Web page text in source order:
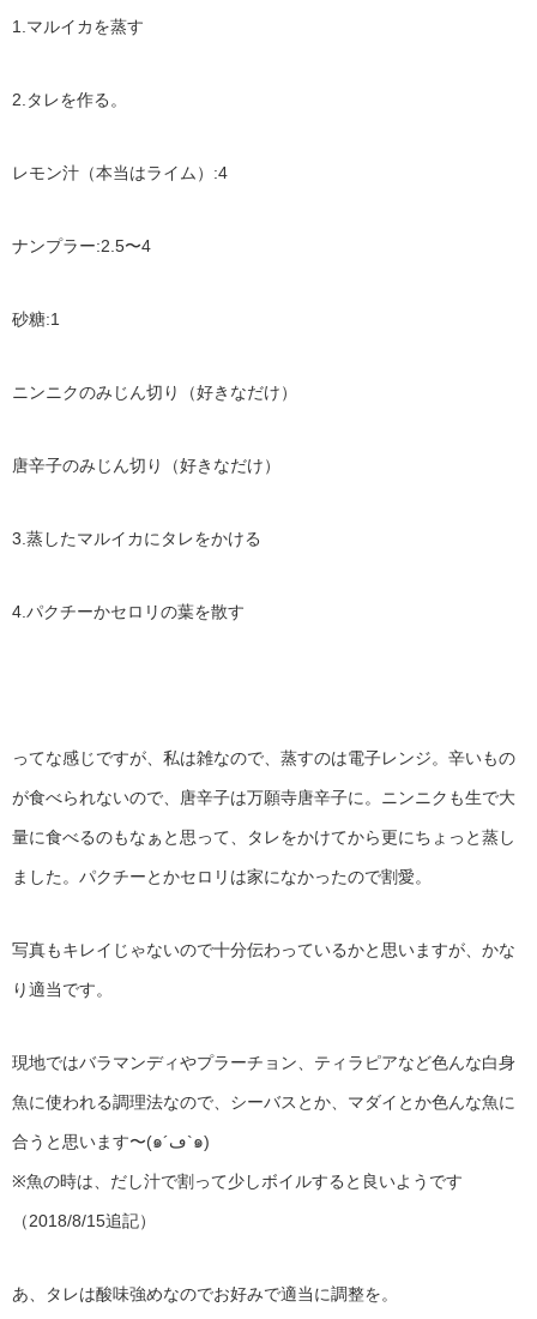
1.マルイカを蒸す
2.タレを作る。
レモン汁（本当はライム）:4
ナンプラー:2.5〜4
砂糖:1
ニンニクのみじん切り（好きなだけ）
唐辛子のみじん切り（好きなだけ）
3.蒸したマルイカにタレをかける
4.パクチーかセロリの葉を散す
ってな感じですが、私は雑なので、蒸すのは電子レンジ。辛いもの
が食べられないので、唐辛子は万願寺唐辛子に。ニンニクも生で大
量に食べるのもなぁと思って、タレをかけてから更にちょっと蒸し
ました。パクチーとかセロリは家になかったので割愛。
写真もキレイじゃないので十分伝わっているかと思いますが、かな
り適当です。
現地ではバラマンディやプラーチョン、ティラピアなど色んな白身
魚に使われる調理法なので、シーバスとか、マダイとか色んな魚に
合うと思います〜(๑´ڡ`๑)
※魚の時は、だし汁で割って少しボイルすると良いようです
（2018/8/15追記）
あ、タレは酸味強めなのでお好みで適当に調整を。